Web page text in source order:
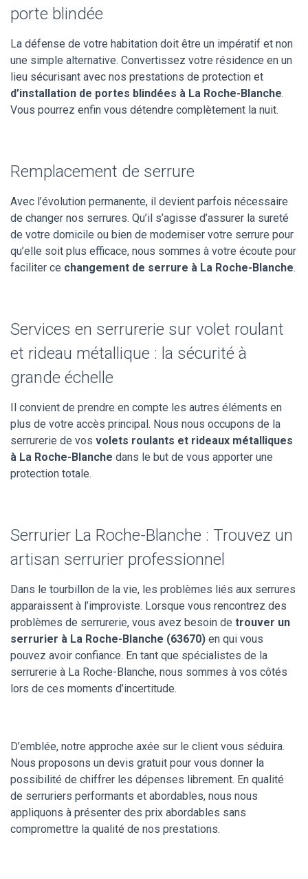
porte blindée
La défense de votre habitation doit être un impératif et non
une simple alternative. Convertissez votre résidence en un
lieu sécurisant avec nos prestations de protection et
d’installation de portes blindées à La Roche-Blanche.
Vous pourrez enfin vous détendre complètement la nuit.
Remplacement de serrure
Avec l’évolution permanente, il devient parfois nécessaire
de changer nos serrures. Qu’il s’agisse d’assurer la sureté
de votre domicile ou bien de moderniser votre serrure pour
qu’elle soit plus efficace, nous sommes à votre écoute pour
faciliter ce changement de serrure à La Roche-Blanche.
Services en serrurerie sur volet roulant
et rideau métallique : la sécurité à
grande échelle
Il convient de prendre en compte les autres éléments en
plus de votre accès principal. Nous nous occupons de la
serrurerie de vos volets roulants et rideaux métalliques
à La Roche-Blanche dans le but de vous apporter une
protection totale.
Serrurier La Roche-Blanche : Trouvez un
artisan serrurier professionnel
Dans le tourbillon de la vie, les problèmes liés aux serrures
apparaissent à l’improviste. Lorsque vous rencontrez des
problèmes de serrurerie, vous avez besoin de trouver un
serrurier à La Roche-Blanche (63670) en qui vous
pouvez avoir confiance. En tant que spécialistes de la
serrurerie à La Roche-Blanche, nous sommes à vos côtés
lors de ces moments d’incertitude.
D’emblée, notre approche axée sur le client vous séduira.
Nous proposons un devis gratuit pour vous donner la
possibilité de chiffrer les dépenses librement. En qualité
de serruriers performants et abordables, nous nous
appliquons à présenter des prix abordables sans
compromettre la qualité de nos prestations.